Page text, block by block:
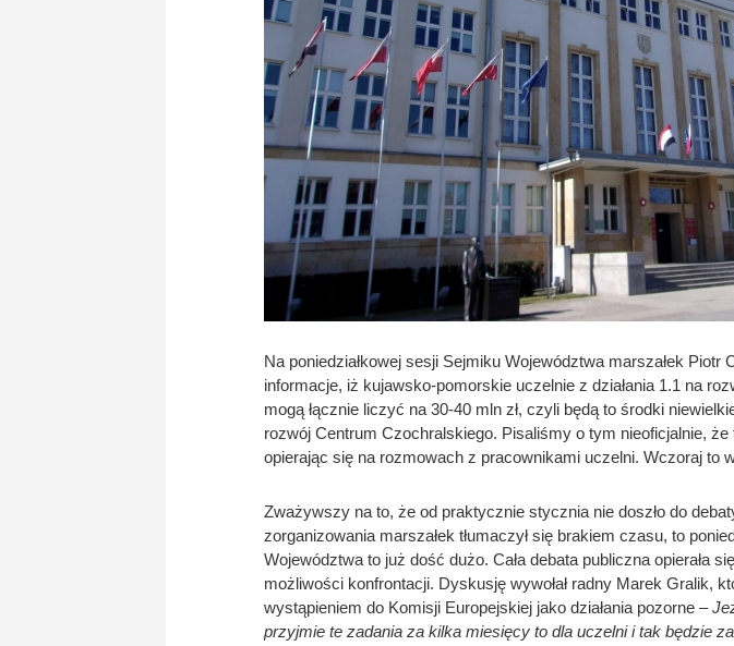
Na poniedziałkowej sesji Sejmiku Województwa marszałek Piotr
informacje, iż kujawsko-pomorskie uczelnie z działania 1.1 na
mogą łącznie liczyć na 30-40 mln zł, czyli będą to środki
rozwój Centrum Czochralskiego. Pisaliśmy o tym nieoficjalnie,
opierając się na rozmowach z pracownikami uczelni. Wczoraj to
Zważywszy na to, że od praktycznie stycznia nie doszło do
zorganizowania marszałek tłumaczył się brakiem czasu, to
Województwa to już dość dużo. Cała debata publiczna opierała
możliwości konfrontacji. Dyskusję wywołał radny Marek Gralik,
wystąpieniem do Komisji Europejskiej jako działania pozorne –
przyjmie te zadania za kilka miesięcy to dla uczelni i tak będzie